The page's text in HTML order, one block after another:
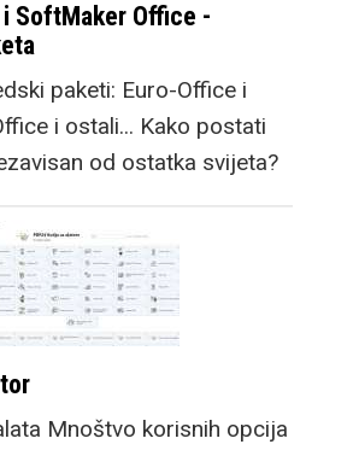
SoftMaker Office -
paketi: Euro-Office i
i ostali... Kako postati
od ostatka svijeta?
Mnoštvo korisnih opcija